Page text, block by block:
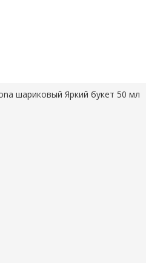
шариковый Яркий букет 50 мл